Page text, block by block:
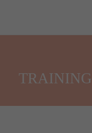
TRAINING